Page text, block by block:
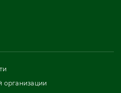
организации